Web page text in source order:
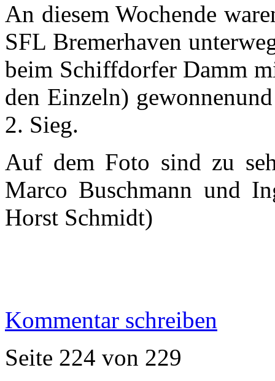
An diesem Wochende
SFL Bremerhaven
beim Schiffdorfer Damm
den Einzeln)
2. Sieg.
Auf dem Foto sind zu
Marco Buschmann und
Horst Schmidt)
Kommentar schreiben
Seite 224 von 229